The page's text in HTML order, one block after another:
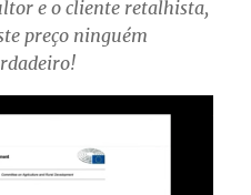
e o cliente retalhista,
preço ninguém